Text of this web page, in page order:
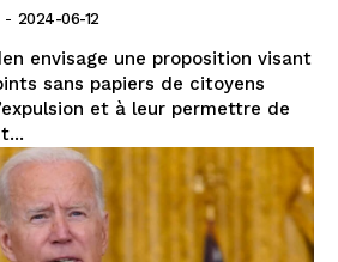
- 2024-06-12
envisage une proposition visant
sans papiers de citoyens
et à leur permettre de